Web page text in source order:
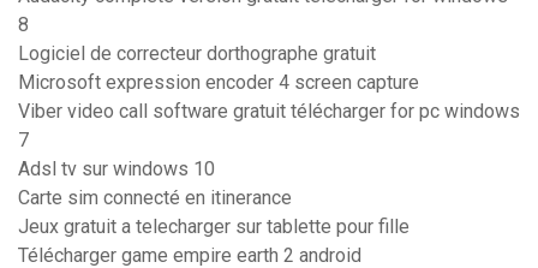
8
Logiciel de correcteur dorthographe gratuit
Microsoft expression encoder 4 screen capture
Viber video call software gratuit télécharger for pc windows
7
Adsl tv sur windows 10
Carte sim connecté en itinerance
Jeux gratuit a telecharger sur tablette pour fille
Télécharger game empire earth 2 android